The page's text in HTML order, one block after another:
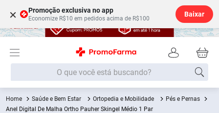
× Promoção exclusiva no app
Economize R$10 em pedidos acima de R$100
Baixar
O que você está buscando?
Saúde e Bem Estar Ortopedia e Mobilidade
Pés e Pernas
Anel Digital De Malha Ortho Pauher Skingel Médio 1 Par
Termos mais buscados